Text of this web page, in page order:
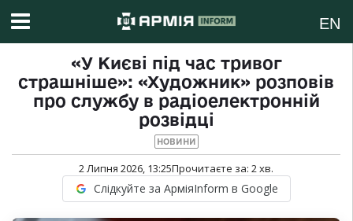
EN
«У Києві під час тривог
страшніше»: «Художник» розповів
про службу в радіоелектронній
розвідці
НОВИНИ
2 Липня 2026, 13:25Прочитаєте за: 2хв.
Слідкуйте за АрміяInform в Google